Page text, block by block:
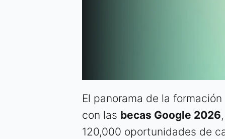
El panorama de la
con las becas Google 2026
120,000 oportunidades de